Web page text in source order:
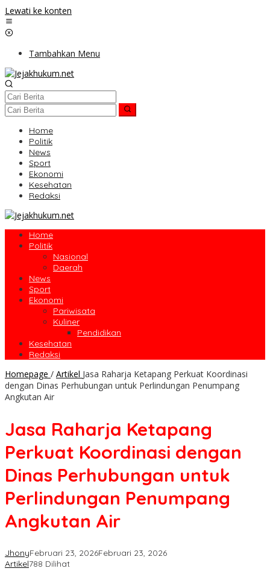
Lewati ke konten
Tambahkan Menu
Home
Politik
News
Sport
Ekonomi
Kesehatan
Redaksi
Home
Politik
Nasional
Daerah
News
Sport
Ekonomi
Pariwisata
Kuliner
Pendidikan
Kesehatan
Redaksi
Homepage / Artikel Jasa Raharja Ketapang Perkuat Koordinasi
dengan Dinas Perhubungan untuk Perlindungan Penumpang
Angkutan Air
Jasa Raharja Ketapang
Perkuat Koordinasi dengan
Dinas Perhubungan untuk
Perlindungan Penumpang
Angkutan Air
JhonyFebruari 23, 2026Februari 23, 2026
Artikel788 Dilihat